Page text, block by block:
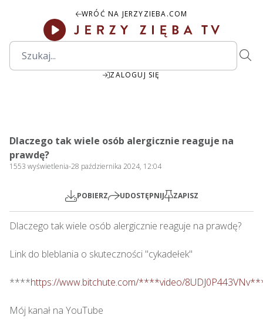
WRÓĆ NA JERZYZIEBA.COM
ZALOGUJ SIĘ
Play
Dlaczego tak wiele osób alergicznie reaguje na
prawdę?
1553 wyświetlenia-28 października 2024, 12:04
POBIERZ UDOSTĘPNIJ ZAPISZ
Dlaczego tak wiele osób alergicznie reaguje na prawdę?
Link do bleblania o skuteczności "cykadełek"
****https://www.bitchute.com/****video/
Mój kanał na YouTube